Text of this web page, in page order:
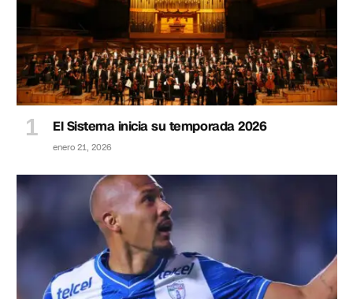
El Sistema inicia su temporada 2026
enero 21, 2026